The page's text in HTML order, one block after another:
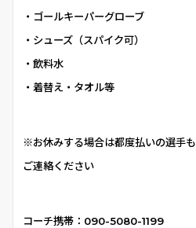
・ゴールキーパーグローブ
・シューズ（スパイク可）
・飲料水
・着替え・タオル等
※お休みする場合は都度払いの選手
ご連絡ください
コーチ携帯： 090-5080-1199